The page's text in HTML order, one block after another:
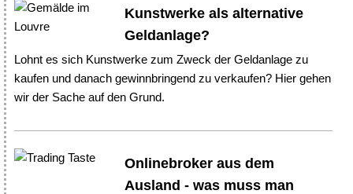
Kunstwerke als alternative
Geldanlage?
Lohnt es sich Kunstwerke zum Zweck der Geldanlage zu
kaufen und danach gewinnbringend zu verkaufen? Hier gehen
wir der Sache auf den Grund.
Onlinebroker aus dem
Ausland - was muss man